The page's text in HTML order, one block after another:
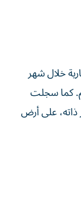
صفقة عقارية خلال شهر
850 مليون درهم. كما سجلت
ذاته، على أرض